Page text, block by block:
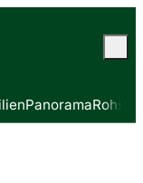
Panorama